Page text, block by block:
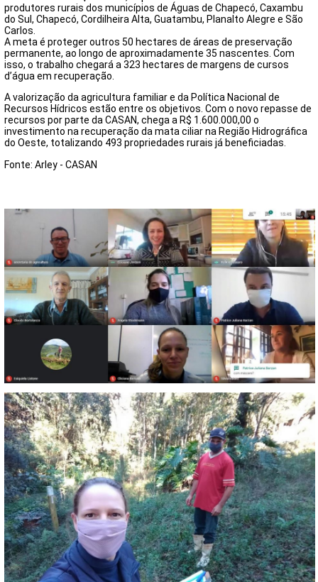
produtores rurais dos municípios de Águas de Chapecó, Caxambu
do Sul, Chapecó, Cordilheira Alta, Guatambu, Planalto Alegre e São
Carlos.
A meta é proteger outros 50 hectares de áreas de preservação
permanente, ao longo de aproximadamente 35 nascentes. Com
isso, o trabalho chegará a 323 hectares de margens de cursos
d’água em recuperação.
A valorização da agricultura familiar e da Política Nacional de
Recursos Hídricos estão entre os objetivos. Com o novo repasse de
recursos por parte da CASAN, chega a R$ 1.600.000,00 o
investimento na recuperação da mata ciliar na Região Hidrográfica
do Oeste, totalizando 493 propriedades rurais já beneficiadas.
Fonte: Arley - CASAN